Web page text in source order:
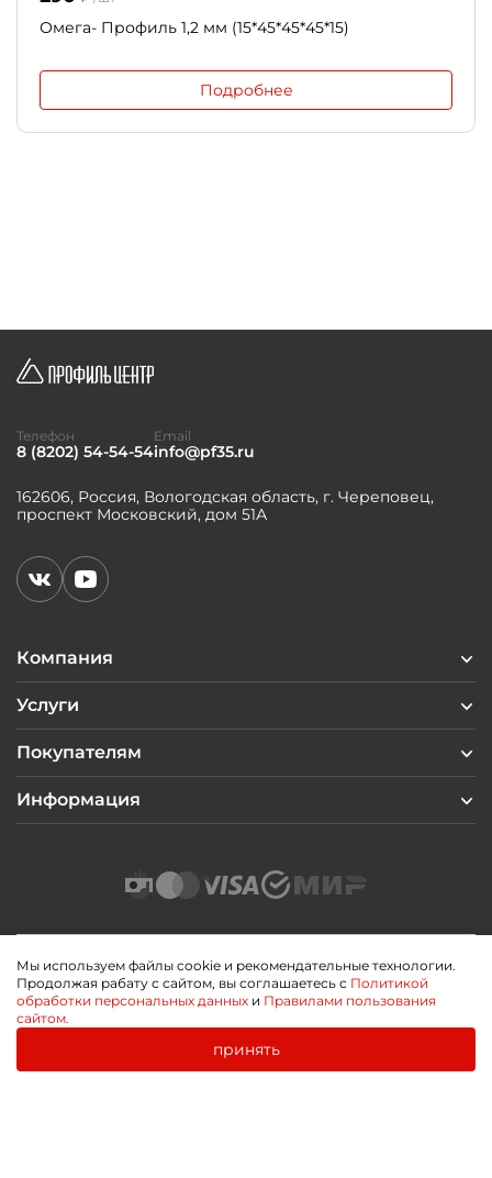
Омега- Профиль 1,2 мм (15*45*45*45*15)
Подробнее
Компания
Услуги
Покупателям
Информация
162606, Россия, Вологодская область, г. Череповец,
проспект Московский, дом 51А
Телефон
8 (8202) 54-54-54
Email
info@pf35.ru
2026 © Профиль Центр
Политика конфиденциальности
Разработано
0
Мы используем файлы cookie и рекомендательные технологии.
Продолжая рабату с сайтом, вы соглашаетесь с Политикой
обработки персональных данных и Правилами пользования
сайтом.
принять